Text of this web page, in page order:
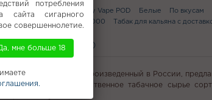
Angry Vape POD Белые По вкусам
Gang Arctic 20000 Табак для кальяна с
Отзывы (0)
продукт, произведенный в России,
— только качественное табачное сырье
вкус.
потребления
сайта сигарного
совершеннолетие.
мне больше 18